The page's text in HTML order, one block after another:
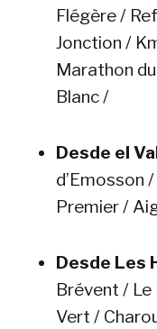
Flégère /
Jonction /
Marathon
Blanc /
Desde el
d’Emosson
Premier /
Desde Les
Brévent /
Vert /